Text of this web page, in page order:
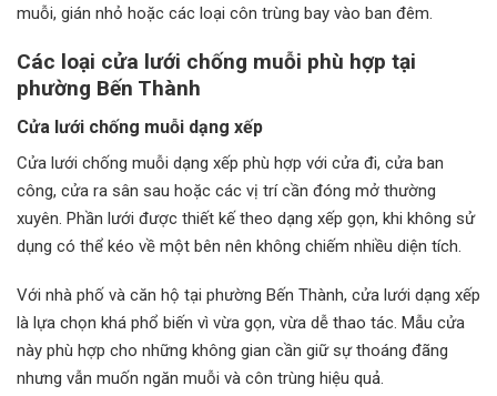
muỗi, gián nhỏ hoặc các loại côn trùng bay vào ban đêm.
Các loại cửa lưới chống muỗi phù hợp tại
phường Bến Thành
Cửa lưới chống muỗi dạng xếp
Cửa lưới chống muỗi dạng xếp phù hợp với cửa đi, cửa ban
công, cửa ra sân sau hoặc các vị trí cần đóng mở thường
xuyên. Phần lưới được thiết kế theo dạng xếp gọn, khi không sử
dụng có thể kéo về một bên nên không chiếm nhiều diện tích.
Với nhà phố và căn hộ tại phường Bến Thành, cửa lưới dạng xếp
là lựa chọn khá phổ biến vì vừa gọn, vừa dễ thao tác. Mẫu cửa
này phù hợp cho những không gian cần giữ sự thoáng đãng
nhưng vẫn muốn ngăn muỗi và côn trùng hiệu quả.